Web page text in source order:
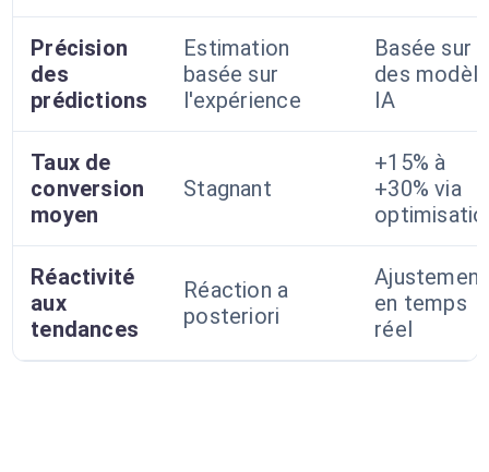
Précision
des
prédictions
Estimation
basée sur
l'expérience
Basée sur
des
IA
Taux de
conversion
moyen
Stagnant
+15% à
+30% via
Réactivité
aux
tendances
Réaction a
posteriori
Ajustement
en temps
réel